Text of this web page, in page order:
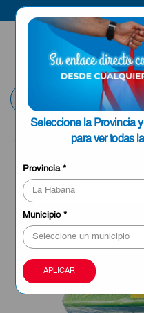
Seleccione la Provincia
para ver todas
Provincia*
Municipio*
APLICAR